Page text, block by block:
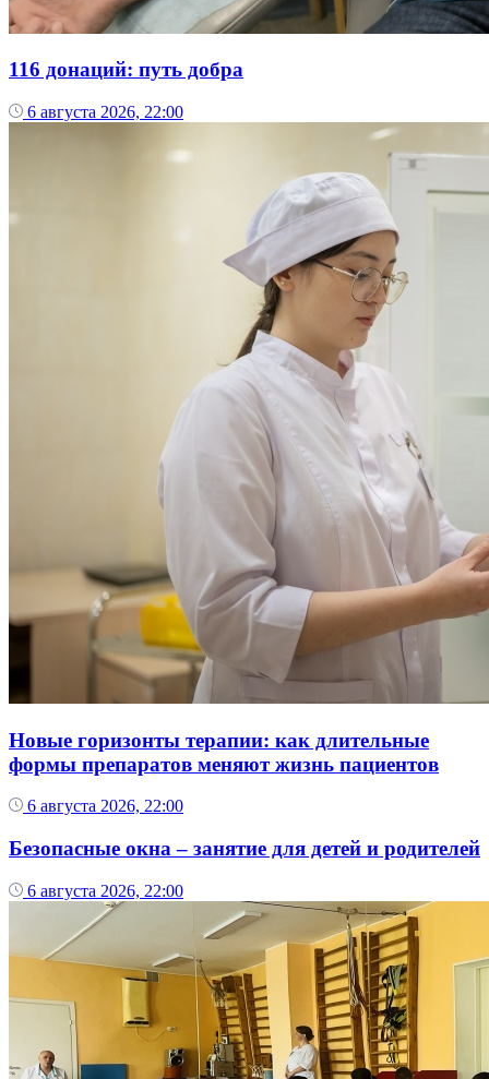
116 донаций: путь добра
6 августа 2026, 22:00
Новые горизонты терапии: как длительные
формы препаратов меняют жизнь пациентов
6 августа 2026, 22:00
Безопасные окна – занятие для детей и родителей
6 августа 2026, 22:00